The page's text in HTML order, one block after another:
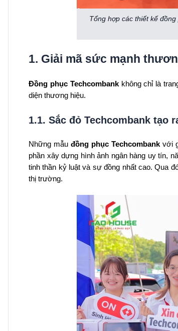
Tổng hợp các thiết kế
1. Giải mã sức mạnh
Đồng phục Techcombankkhông chỉ là
diện thương hiệu.
1.1. Sắc đỏ Techcombank tạo
Những mẫu đồng phục Techcombankvới
phần xây dựng hình ảnh ngân hàng uy tín,
tinh thần kỷ luật và sự đồng nhất cao. Qua
thị trường.